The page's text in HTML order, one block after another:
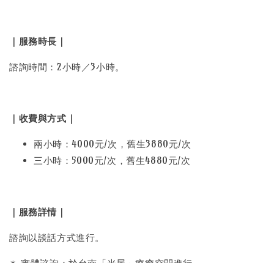
｜服務時長｜
諮詢時間：2小時／3小時。
｜收費與方式｜
兩小時：4000元/次，舊生3880元/次
三小時：5000元/次，舊生4880元/次
｜服務詳情｜
諮詢以談話方式進行。